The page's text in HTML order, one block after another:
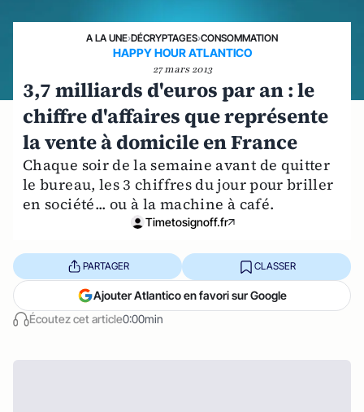
A LA UNE›DÉCRYPTAGES›CONSOMMATION
HAPPY HOUR ATLANTICO
27 mars 2013
3,7 milliards d'euros par an : le
chiffre d'affaires que représente
la vente à domicile en France
Chaque soir de la semaine avant de quitter
le bureau, les 3 chiffres du jour pour briller
en société... ou à la machine à café.
Timetosignoff.fr
Écoutez cet article0:00min
PARTAGER CLASSER
Ajouter Atlantico en favori sur Google